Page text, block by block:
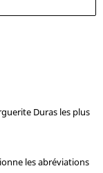
Duras les plus
les abréviations